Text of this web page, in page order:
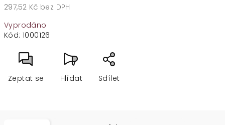
297,52 Kč bez DPH
cena:
Vyprodáno
Kód: 1000126
Zeptat se Hlídat Sdílet